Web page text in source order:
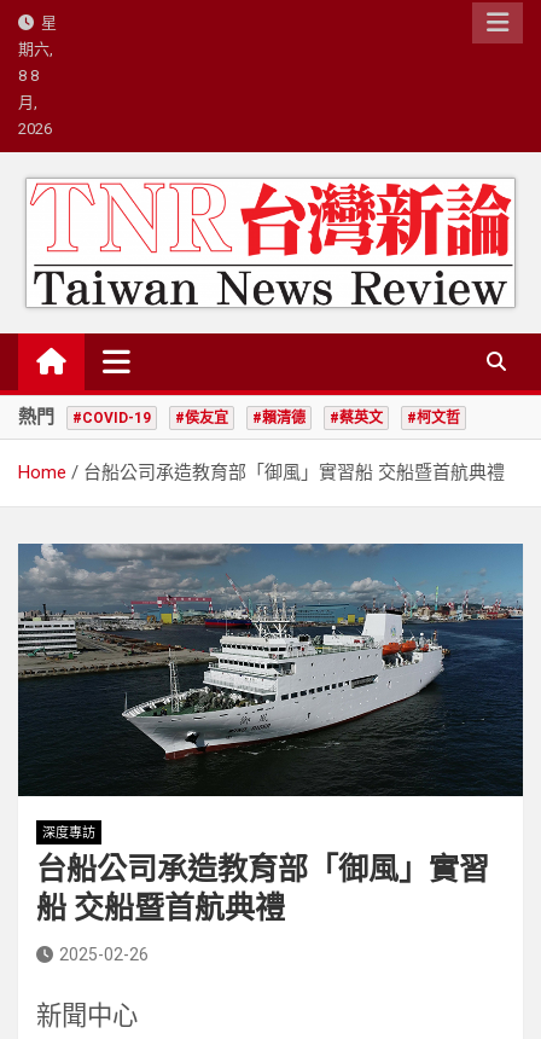
Skip
content
星
期六,
8 8
月,
2026
台灣新論/星島國際策略有限公司
熱門 #COVID-19 #侯友宜 #賴清德 #蔡英文 #柯文哲
Home 台船公司承造教育部「御風」實習船 交船暨首航典禮
深度專訪
台船公司承造教育部「御風」實習
船 交船暨首航典禮
2025-02-26
新聞中心